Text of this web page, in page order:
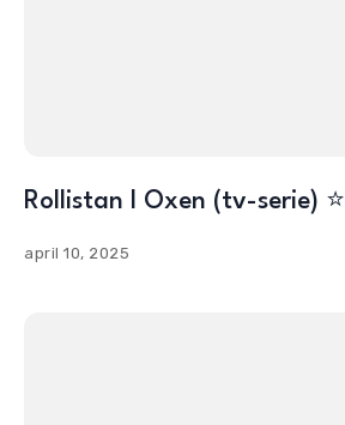
Rollistan I Oxen (tv-serie) ⭐️
april 10, 2025